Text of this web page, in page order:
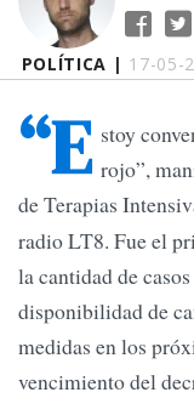
POLÍTICA | 17-05-
“E stoy
rojo”,
de Terapias
radio LT8. Fue el
la cantidad de
disponibilidad de
medidas en los
vencimiento del